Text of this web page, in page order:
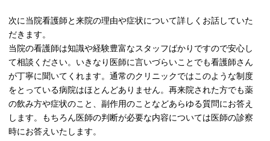
次に当院看護師と来院の理由や症状について詳しくお話していた
だきます。
当院の看護師は知識や経験豊富なスタッフばかりですので安心し
て相談ください。いきなり医師に言いづらいことでも看護師さん
が丁寧に聞いてくれます。通常のクリニックではこのような制度
をとっている病院はほとんどありません。再来院された方でも薬
の飲み方や症状のこと、副作用のことなどあらゆる質問にお答え
します。もちろん医師の判断が必要な内容については医師の診察
時にお答えいたします。